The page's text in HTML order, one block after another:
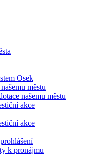
Osek
městu
našemu městu
akce
akce
k pronájmu